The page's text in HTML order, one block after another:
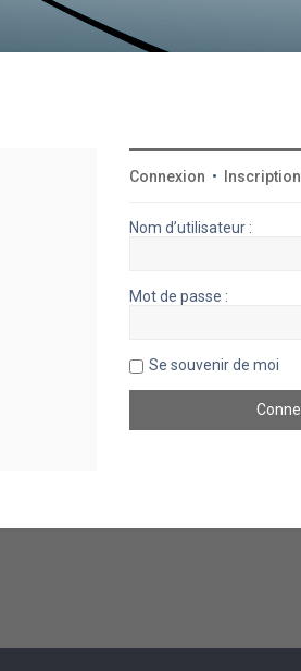
Connexion • Inscription
Nom d’utilisateur :
Mot de passe :
Se souvenir de moi